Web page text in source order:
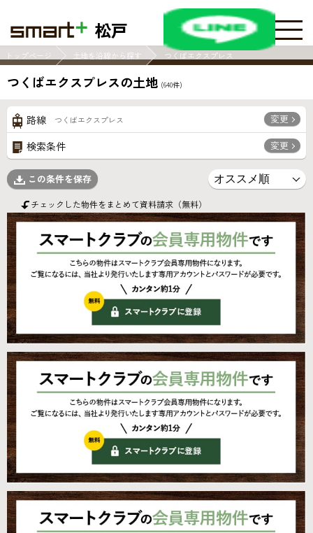
松戸
トップページ 土地を沿線から探す つくばエクスプレス
つくばエクスプレスの土地 (640件)
路線 つくばエクスプレス 変更
検索条件 変更
この条件を保存
チェックした物件をまとめて資料請求（無料）